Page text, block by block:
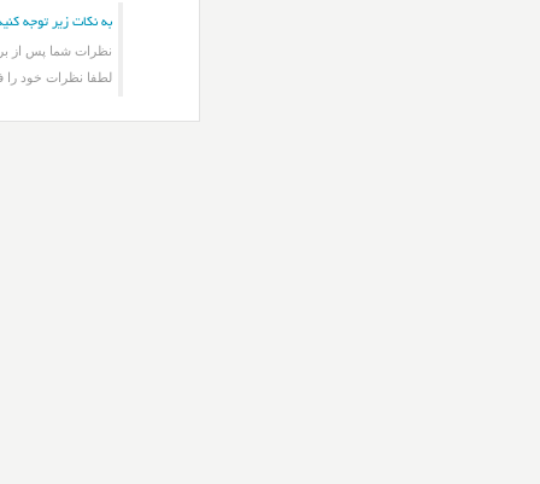
به نکات زیر توجه
نظرات شما پس از
لطفا نظرات خود را